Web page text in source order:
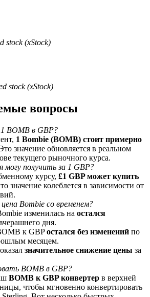
чтобы получить денежные
stock (xStock)
stock (xStock)
вопросы
BOMB в GBP?
1 Bombie (BOMB) стоит примерно
значение обновляется в реальном
текущего рыночного курса.
могу получить за 1 GBP?
курсу, £1 GBP может купить
значение колеблется в зависимости от
Bombie со временем?
изменилась на остался
дня.
к GBPостался без изменений по
месяцем.
значительное снижение цены за
BOMB в GBP?
BOMB к GBP конвертер в верхней
чтобы мгновенно конвертировать